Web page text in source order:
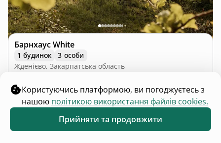
Цікаві місця
Що поряд
Каталог інвестицій
Для зв'язку
contact@hutshub.com
Чат команди підтримки
ОфертаПолітика конфіденційності
Користуючись платформою, ви погоджуєтесь з
нашою політикою використання файлів cookies.
Прийняти та продовжити
Каталог